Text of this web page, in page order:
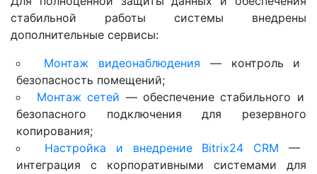
стабильной работы системы внедрены
дополнительные сервисы:
Монтаж видеонаблюдения — контроль и
безопасность помещений;
Монтаж сетей — обеспечение стабильного и
безопасного подключения для резервного
копирования;
Настройка и внедрение Bitrix24 CRM —
интеграция с корпоративными системами для